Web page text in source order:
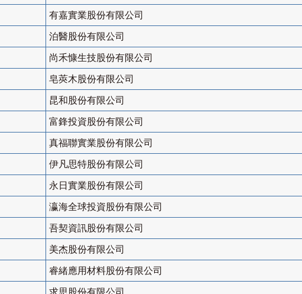
有嘉實業股份有限公司
泊醫股份有限公司
尚禾慷生技股份有限公司
皂莢木股份有限公司
昆和股份有限公司
富鋒投資股份有限公司
真福聯實業股份有限公司
伊凡思特股份有限公司
永日實業股份有限公司
瀛海全球投資股份有限公司
吾契資訊股份有限公司
美杰股份有限公司
睿緒應用材料股份有限公司